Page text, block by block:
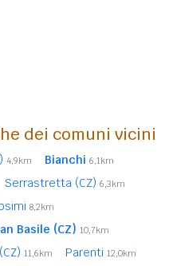
dei comuni vicini
4,9km Bianchi 6,1km
Serrastretta (CZ) 6,3km
8,2km
Basile (CZ) 10,7km
11,6km Parenti 12,0km